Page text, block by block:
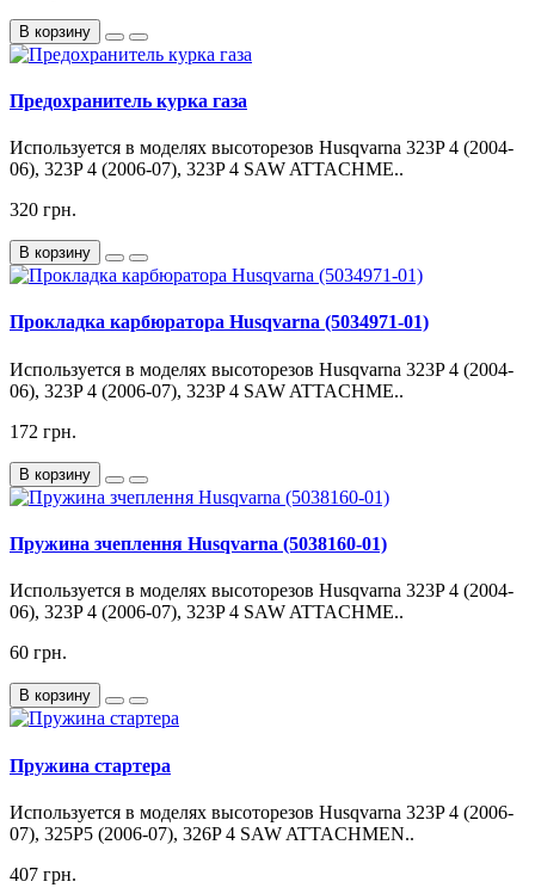
В корзину
Предохранитель курка газа
Используется в моделях высоторезов Husqvarna 323P 4 (2004-
06), 323P 4 (2006-07), 323P 4 SAW ATTACHME..
320 грн.
В корзину
Прокладка карбюратора Husqvarna (5034971-01)
Используется в моделях высоторезов Husqvarna 323P 4 (2004-
06), 323P 4 (2006-07), 323P 4 SAW ATTACHME..
172 грн.
В корзину
Пружина зчеплення Husqvarna (5038160-01)
Используется в моделях высоторезов Husqvarna 323P 4 (2004-
06), 323P 4 (2006-07), 323P 4 SAW ATTACHME..
60 грн.
В корзину
Пружина стартера
Используется в моделях высоторезов Husqvarna 323P 4 (2006-
07), 325P5 (2006-07), 326P 4 SAW ATTACHMEN..
407 грн.